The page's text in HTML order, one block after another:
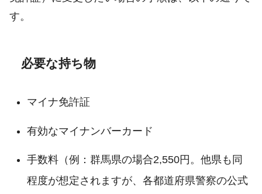
す。
必要な持ち物
マイナ免許証
有効なマイナンバーカード
手数料（例：群馬県の場合2,550円。他県も同
程度が想定されますが、各都道府県警察の公式